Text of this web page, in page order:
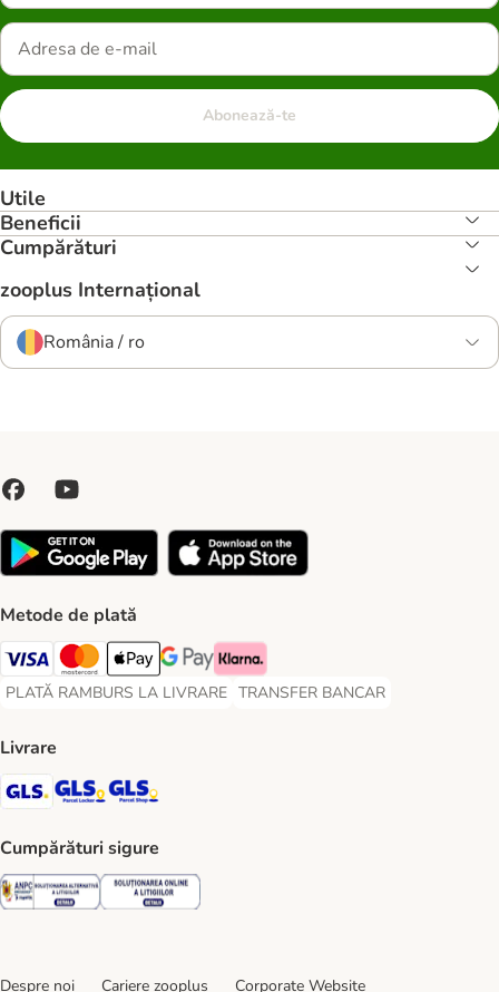
Abonează-te
Utile
Beneficii
Cumpărături
zooplus Internațional
România / ro
Metode de plată
Visa Payment Method
Master Card Payment Method
Apple Pay Payment Method
Google Pay Payment Method
Klarna Payment Method
PLATĂ RAMBURS LA LIVRARE
PLATĂ RAMBURS LA LIVRARE Payment Method
TRANSFER BANCAR
TRANSFER BANCAR Payment
Livrare
GLS Shipping Method
GLS Locker Shipping Method
Cumpărături sigure
Security Security
Despre noi Cariere zooplus Corporate Website